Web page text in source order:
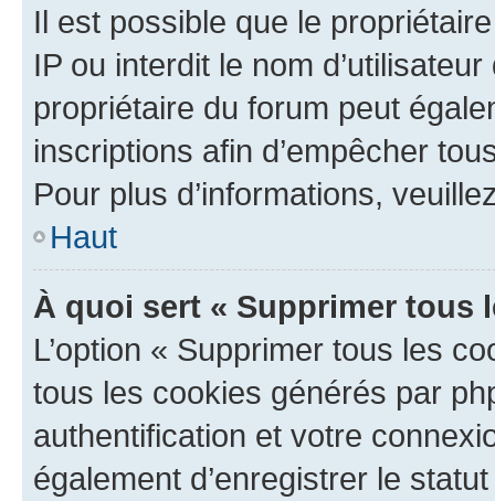
Il est possible que le
IP ou interdit le nom
propriétaire du forum peut
inscriptions afin d’empêcher
Pour plus d’informations,
Haut
À quoi sert « Supprimer tous
L’option « Supprimer tous les
tous les cookies générés par
authentification et votre
également d’enregistrer le